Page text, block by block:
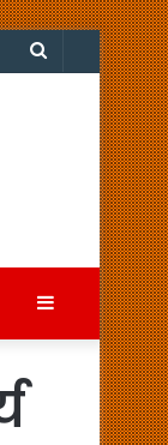
Search
Sidebar